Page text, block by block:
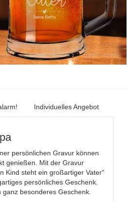
Individuelles Angebot
persönlichen Gravur können
genießen. Mit der Gravur
Kind steht ein großartiger Vater"
persönliches Geschenk.
besonderes Geschenk.